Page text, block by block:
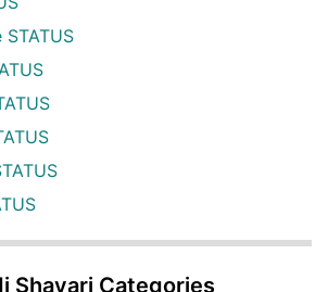
STATUS
Shayari Categories